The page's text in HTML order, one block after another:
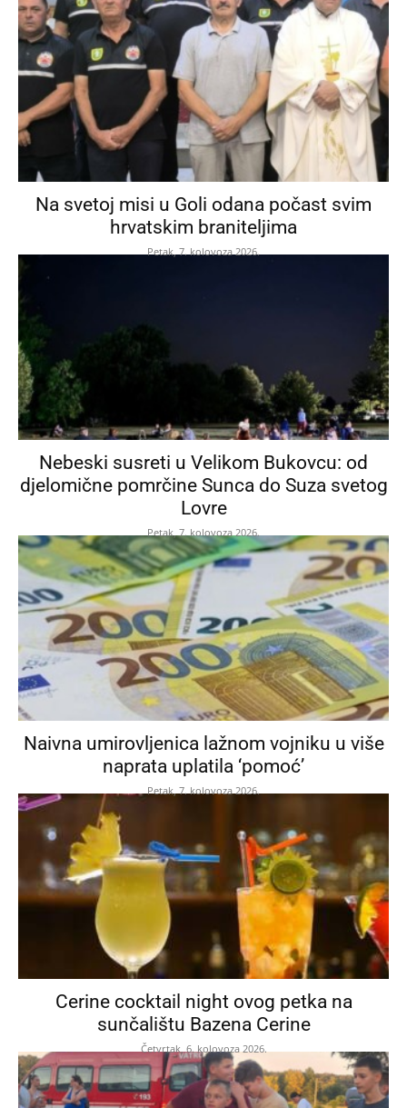
Na svetoj misi u Goli odana počast svim
hrvatskim braniteljima
Petak, 7. kolovoza 2026.
Nebeski susreti u Velikom Bukovcu: od
djelomične pomrčine Sunca do Suza svetog
Lovre
Petak, 7. kolovoza 2026.
Naivna umirovljenica lažnom vojniku u više
naprata uplatila ‘pomoć’
Petak, 7. kolovoza 2026.
Cerine cocktail night ovog petka na
sunčalištu Bazena Cerine
Četvrtak, 6. kolovoza 2026.